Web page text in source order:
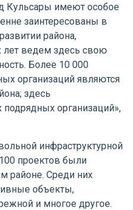
Кульсары имеют особое
заинтересованы в
района,
лет ведем здесь свою
Более 10 000
организаций являются
здесь
организаций»,
инфраструктурной
проектов были
районе. Среди них
объекты,
и многое другое.